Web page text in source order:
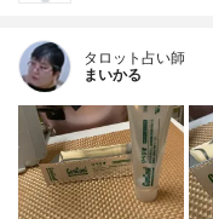
タロット占い師
まいかる